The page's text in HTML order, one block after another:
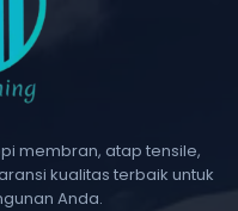
membran, atap tensile,
kualitas terbaik untuk
Anda.